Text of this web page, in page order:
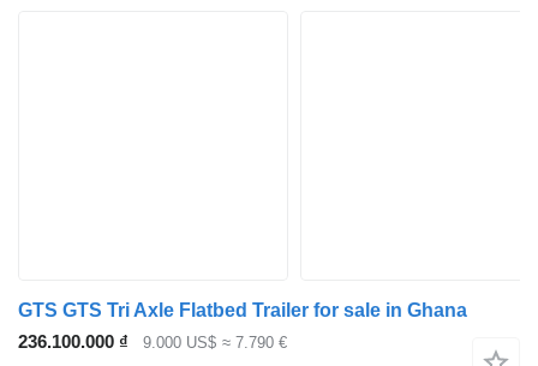
GTS GTS Tri Axle Flatbed Trailer for sale in Ghana
236.100.000 ₫
9.000 US$ ≈ 7.790 €